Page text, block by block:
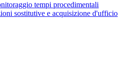
tempi procedimentali
sostitutive e acquisizione d'ufficio